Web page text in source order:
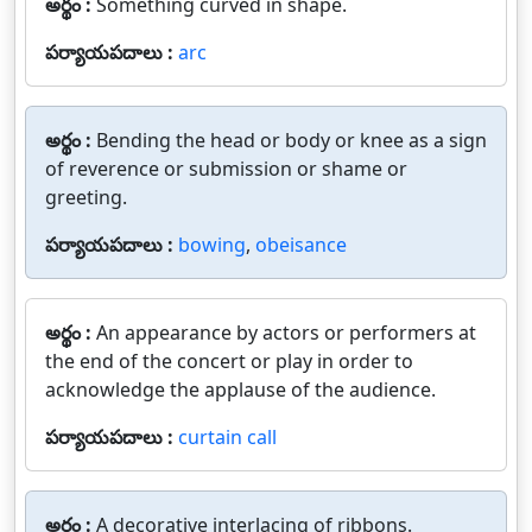
పర్యాయపదాలు : arc
అర్థం : Bending the head or body or knee as a sign
of reverence or submission or shame or
greeting.
పర్యాయపదాలు : bowing, obeisance
అర్థం : An appearance by actors or performers at
the end of the concert or play in order to
acknowledge the applause of the audience.
పర్యాయపదాలు : curtain call
అర్థం : A decorative interlacing of ribbons.